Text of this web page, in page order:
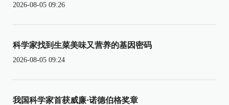
2026-08-05 09:26
科学家找到生菜美味又营养的基因密码
2026-08-05 09:24
我国科学家首获威廉·诺德伯格奖章